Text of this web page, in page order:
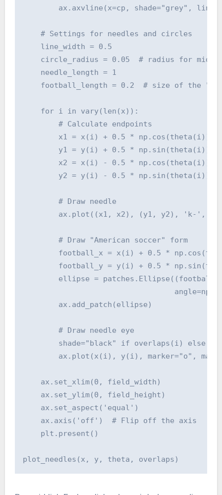
ax.axvline(x=cp, shade="grey",
    # Settings for needles and circles
    line_width = 0.5
circle_radius = 0.05  # radius for
    needle_length = 1
football_length = 0.2  # size of the
    for i in vary(len(x)):
        # Calculate endpoints
        x1 = x(i) + 0.5 * np.cos(theta(i))
        y1 = y(i) + 0.5 * np.sin(theta(i))
        x2 = x(i) - 0.5 * np.cos(theta(i))
        y2 = y(i) - 0.5 * np.sin(theta(i))
        # Draw needle
ax.plot((x1, x2), (y1, y2), 'k-',
        # Draw "American soccer" form
football_x = x(i) + 0.5 *
football_y = y(i) + 0.5 *
ellipse =
        ax.add_patch(ellipse)
        # Draw needle eye
shade="black" if overlaps(i) else
ax.plot(x(i), y(i), marker="o",
    ax.set_xlim(0, field_width)
    ax.set_ylim(0, field_height)
    ax.set_aspect('equal')
    ax.axis('off')  # Flip off the axis
    plt.present()